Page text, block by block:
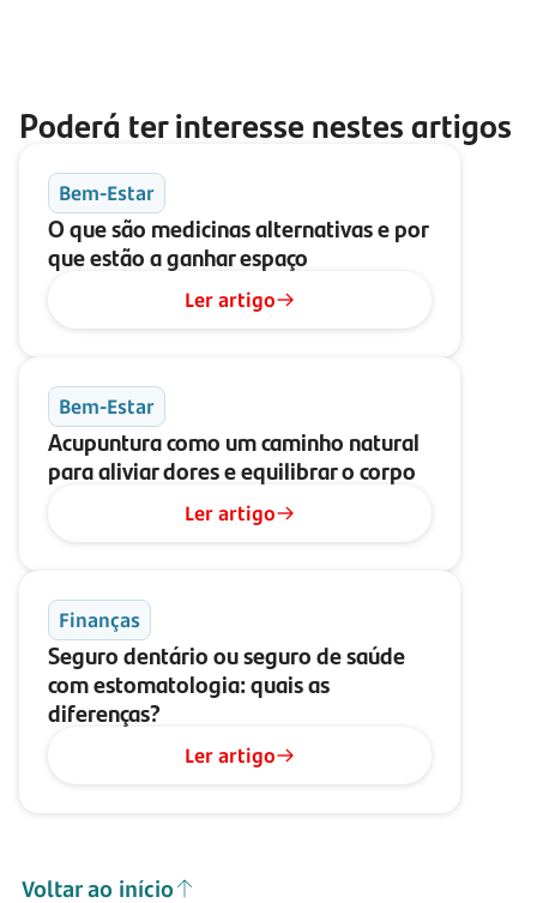
Poderá ter interesse nestes artigos
Bem-Estar
O que são medicinas alternativas e por
que estão a ganhar espaço
Ler artigo
Bem-Estar
Acupuntura como um caminho natural
para aliviar dores e equilibrar o corpo
Ler artigo
Finanças
Seguro dentário ou seguro de saúde
com estomatologia: quais as
diferenças?
Ler artigo
Voltar ao início